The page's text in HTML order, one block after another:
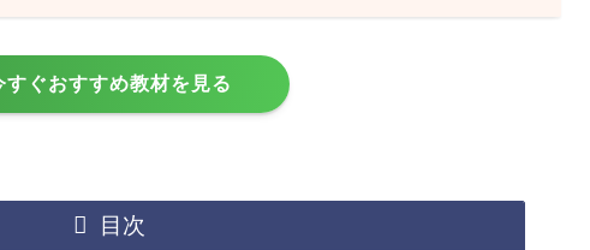
すぐおすすめ教材を見る
目次